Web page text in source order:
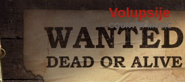
Volupsije
COUNTRY MUSIC